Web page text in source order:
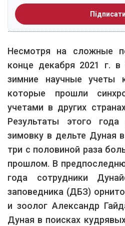
Несмотря на сложные
конце декабря 2021 г. в
зимние научные учеты
которые прошли
учетами в других
Результаты этого
зимовку в дельте Дуная
три с половиной раза
прошлом. В
года сотрудники
заповедника (ДБЗ)
и зоолог Александр
Дуная в поисках